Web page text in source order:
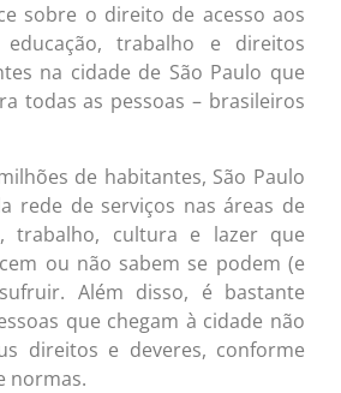
sobre o direito de acesso aos
educação, trabalho e direitos
na cidade de São Paulo que
todas as pessoas – brasileiros
de habitantes, São Paulo
rede de serviços nas áreas de
trabalho, cultura e lazer que
ou não sabem se podem (e
Além disso, é bastante
que chegam à cidade não
direitos e deveres, conforme
normas.